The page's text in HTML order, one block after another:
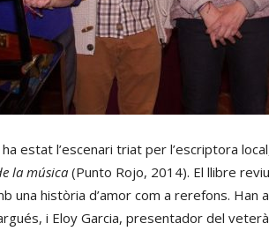
ha estat l’escenari triat per l’escriptora
la música (Punto Rojo, 2014). El llibre
una història d’amor com a rerefons. Han
i Eloy Garcia, presentador del